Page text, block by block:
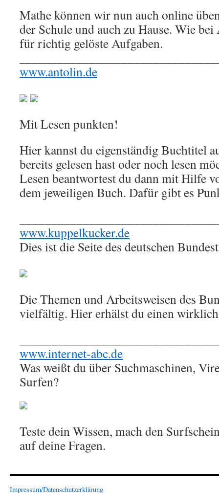
Mathe können wir nun auch online
der Schule und auch zu Hause. Wie
für richtig gelöste Aufgaben.
www.antolin.de
Mit Lesen punkten!
Hier kannst du eigenständig Buchtitel
bereits gelesen hast oder noch lesen
Lesen beantwortest du dann mit Hilfe
dem jeweiligen Buch. Dafür gibt es
www.kuppelkucker.de
Dies ist die Seite des deutschen
Die Themen und Arbeitsweisen des
vielfältig. Hier erhälst du einen
www.internet-abc.de
Was weißt du über Suchmaschinen,
Surfen?
Teste dein Wissen, mach den
auf deine Fragen.
Impressum/Datenschutzerklärung